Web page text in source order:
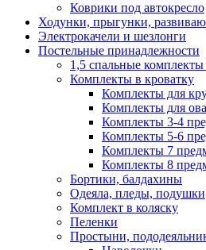
Коврики под автокресло
Ходунки, прыгунки,
Электрокачели и шезлонги
Постельные принадлежности
1,5 спальные комплекты
Комплекты в кроватку
Комплекты для
Комплекты для
Комплекты 3-4
Комплекты 5-6
Комплекты 7
Комплекты 8
Бортики, балдахины
Одеяла, пледы, подушки
Комплект в коляску
Пеленки
Простыни,